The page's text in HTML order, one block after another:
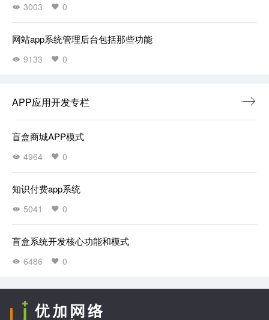
3003 0
网站app系统管理后台包括那些功能
9133 0
APP应用开发专栏
盲盒商城APP模式
4964 0
知识付费app系统
5041 0
盲盒系统开发核心功能和模式
6486 0